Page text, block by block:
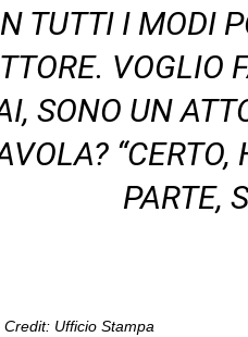
TUTTI I MODI
VOGLIO
SONO UN
PARTE,
Credit: Ufficio Stampa